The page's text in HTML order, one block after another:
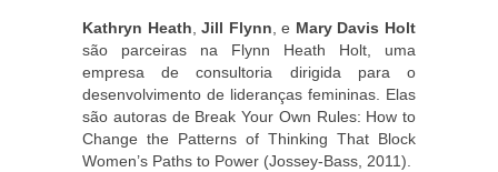
Kathryn Heath,Jill Flynn, e Mary Davis Holt
são parceiras na Flynn Heath Holt, uma
empresa de consultoria dirigida para o
desenvolvimento de lideranças femininas. Elas
são autoras de Break Your Own Rules: How to
Change the Patterns of Thinking That Block
Women’s Paths to Power (Jossey-Bass, 2011).